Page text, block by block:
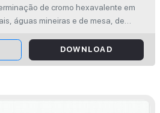
de cromo hexavalente em
águas mineiras e de mesa, de
DOWNLOAD